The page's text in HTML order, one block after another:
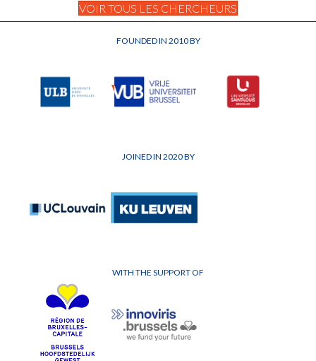
VOIR TOUS LES CHERCHEURS
FOUNDED IN 2010 BY
JOINED IN 2020 BY
WITH THE SUPPORT OF